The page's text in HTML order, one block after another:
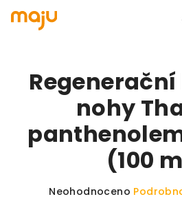
nohy
(100
Průměrné hodnocení
Neohodnoceno